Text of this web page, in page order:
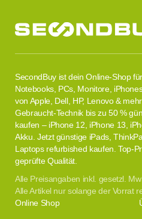
SecondBuy ist dein Online-Shop
Notebooks, PCs, Monitore,
von Apple, Dell, HP, Lenovo &
Gebraucht-Technik bis zu 50 %
kaufen – iPhone 12, iPhone 13,
Akku. Jetzt günstige iPads,
Laptops refurbished kaufen. Top-
geprüfte Qualität.
Alle Preisangaben inkl. gesetzl.
Alle Artikel nur solange der Vorrat
Online Shop